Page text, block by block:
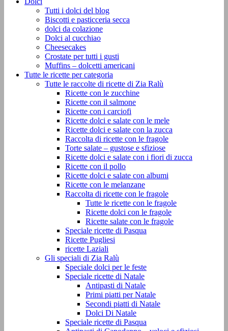
Tutti i dolci del blog
Biscotti e pasticceria secca
dolci da colazione
Dolci al cucchiao
Cheesecakes
Crostate per tutti i gusti
Muffins – dolcetti americani
Tutte le ricette per categoria
Tutte le raccolte di ricette di Zia Ralù
Ricette con le zucchine
Ricette con il salmone
Ricette con i carciofi
Ricette dolci e salate con le mele
Ricette dolci e salate con la zucca
Raccolta di ricette con le fragole
Torte salate – gustose e sfiziose
Ricette dolci e salate con i fiori di zucca
Ricette con il pollo
Ricette dolci e salate con albumi
Ricette con le melanzane
Raccolta di ricette con le fragole
Tutte le ricette con le fragole
Ricette dolci con le fragole
Ricette salate con le fragole
Speciale ricette di Pasqua
Ricette Pugliesi
ricette Laziali
Gli speciali di Zia Ralù
Speciale dolci per le feste
Speciale ricette di Natale
Antipasti di Natale
Primi piatti per Natale
Secondi piatti di Natale
Dolci Di Natale
Speciale ricette di Pasqua